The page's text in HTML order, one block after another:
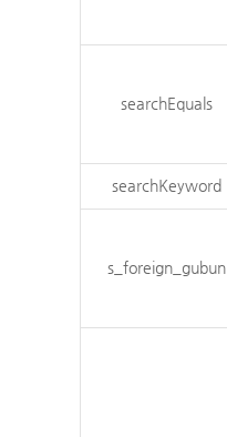
searchEquals
searchKeyword
s_foreign_gubun